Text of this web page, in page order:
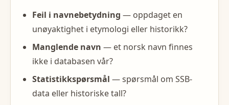
Feil i navnebetydning — oppdaget en
unøyaktighet i etymologi eller historikk?
Manglende navn — et norsk navn finnes
ikke i databasen vår?
Statistikkspørsmål — spørsmål om SSB-
data eller historiske tall?